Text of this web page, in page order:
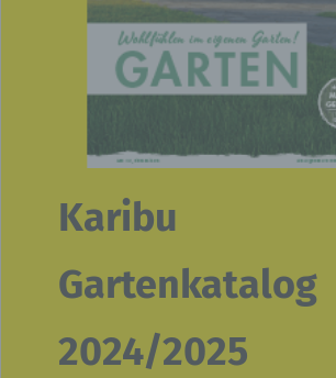
Karibu
Gartenkatalog
2024/2025